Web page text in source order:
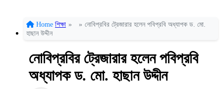
Home শিক্ষা » » নোবিপ্রবির ট্রেজারার হলেন পবিপ্রবি অধ্যাপক ড. মো.
হাছান উদ্দীন
নোবিপ্রবির ট্রেজারার হলেন পবিপ্রবি
অধ্যাপক ড. মো. হাছান উদ্দীন